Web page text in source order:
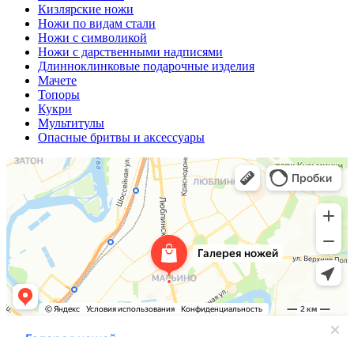
Кизлярские ножи
Ножи по видам стали
Ножи с символикой
Ножи с дарственными надписями
Длинноклинковые подарочные изделия
Мачете
Топоры
Кукри
Мультитулы
Опасные бритвы и аксессуары